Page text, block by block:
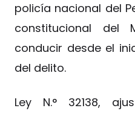
policía nacional del
constitucional del
conducir desde el
del delito.
Ley N.° 32138,